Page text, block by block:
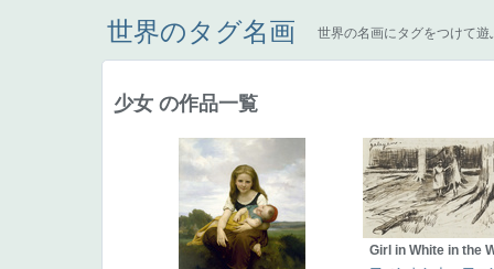
世界のタグ名画 世界の名画にタグをつけて遊
少女 の作品一覧
Girl in White in the